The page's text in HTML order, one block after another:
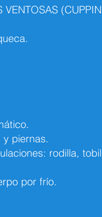
VENTOSAS
piernas.
rodilla,
por frío.